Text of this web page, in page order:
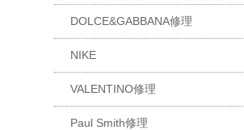
DOLCE&GABBANA修理
NIKE
VALENTINO修理
Paul Smith修理